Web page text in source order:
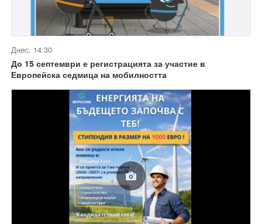
Днес, 14:30
До 15 септември е регистрацията за участие в
Европейска седмица на мобилността